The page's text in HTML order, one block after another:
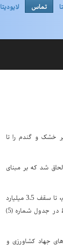
تماس لایودیتا
پزشکی، شیر خشک و گندم را تا
(3) ماده (67) ضوابط اجرایی قانون بودجه سال 1405 کل کشور الحاق شد که بر مبنای
و مواد اولیه آن و همچنین گندم، تا سقف 3.5 میلیارد
دلار، معادل 285 هزار ریال به ازای هر دلار محاسبه خواهد شد. همچنین منابع حاصل از این تسعیر به ردیف‌های مرتبط در جدول شماره (5)
جهاد کشاورزی و